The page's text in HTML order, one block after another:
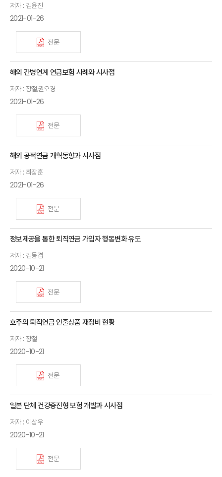
저자 : 김윤진
2021-01-26
전문
해외 간병연계 연금보험 사례와 시사점
저자 : 장철,권오경
2021-01-26
전문
해외 공적연금 개혁동향과 시사점
저자 : 최장훈
2021-01-26
전문
정보제공을 통한 퇴직연금 가입자 행동변화 유도
저자 : 김동겸
2020-10-21
전문
호주의 퇴직연금 인출상품 재정비 현황
저자 : 장철
2020-10-21
전문
일본 단체 건강증진형 보험 개발과 시사점
저자 : 이상우
2020-10-21
전문